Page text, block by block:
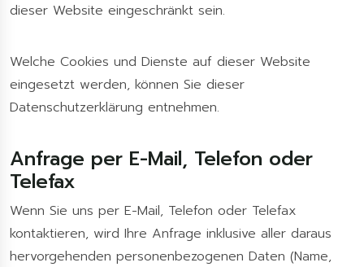
dieser Website eingeschränkt sein.
Welche Cookies und Dienste auf dieser Website
eingesetzt werden, können Sie dieser
Datenschutzerklärung entnehmen.
Anfrage per E-Mail, Telefon oder
Telefax
Wenn Sie uns per E-Mail, Telefon oder Telefax
kontaktieren, wird Ihre Anfrage inklusive aller daraus
hervorgehenden personenbezogenen Daten (Name,